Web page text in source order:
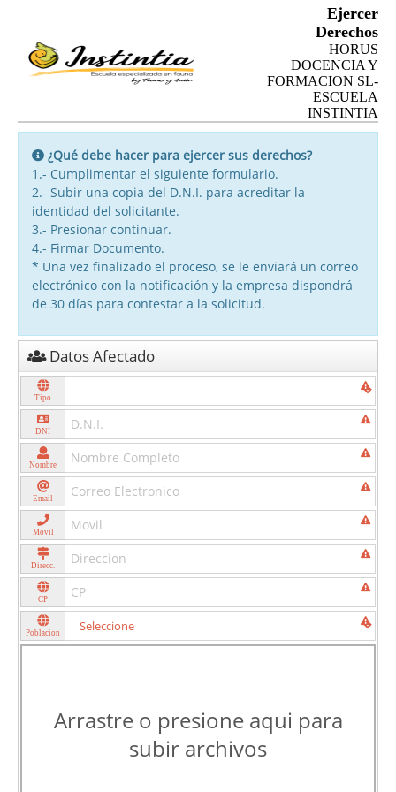
Ejercer
Derechos
HORUS
DOCENCIA Y
FORMACION SL-
ESCUELA
INSTINTIA
¿Qué debe hacer para ejercer sus derechos?
1.- Cumplimentar el siguiente formulario.
2.- Subir una copia del D.N.I. para acreditar la
identidad del solicitante.
3.- Presionar continuar.
4.- Firmar Documento.
* Una vez finalizado el proceso, se le enviará un correo
electrónico con la notificación y la empresa dispondrá
de 30 días para contestar a la solicitud.
Datos Afectado
Tipo
DNI
Nombre
Email
Movil
Direcc.
CP
Poblacion
Arrastre o presione aqui para
subir archivos